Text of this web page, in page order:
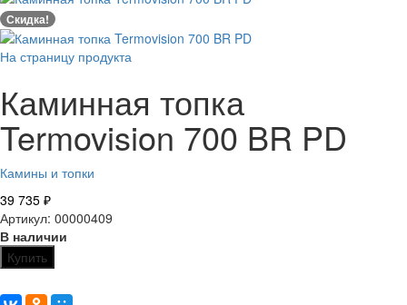
Скидка!
На страницу продукта
Каминная топка
Termovision 700 BR PD
Камины и топки
39 735 ₽
Артикул: 00000409
В наличии
Купить